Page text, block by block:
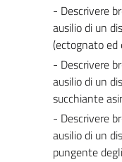
- Descrivere
ausilio di un
(ectognato
- Descrivere
ausilio di un
succhiante
- Descrivere
ausilio di un
pungente